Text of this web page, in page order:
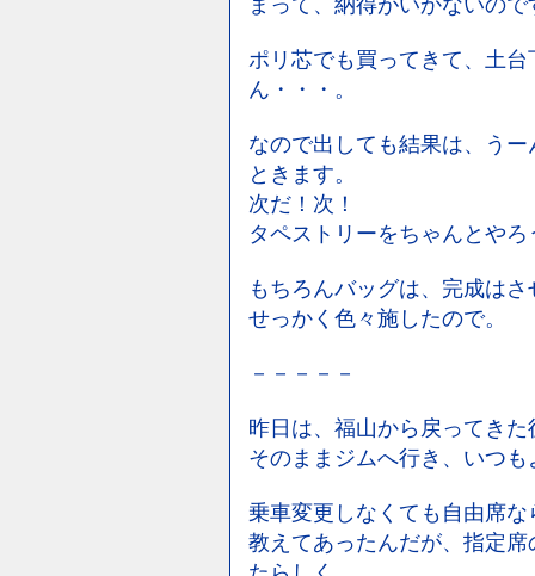
まって、納得がいかないので
ポリ芯でも買ってきて、土
ん・・・。
なので出しても結果は、う
ときます。
次だ！次！
タペストリーをちゃんとやろ
もちろんバッグは、完成はさ
せっかく色々施したので。
－－－－－
昨日は、福山から戻ってきた
そのままジムへ行き、いつ
乗車変更しなくても自由席
教えてあったんだが、指定